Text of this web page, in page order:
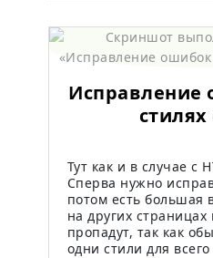
Исправление
стилях
Тут как и в случае с
Сперва нужно
потом есть большая
на других
пропадут, так как
одни стили для всего